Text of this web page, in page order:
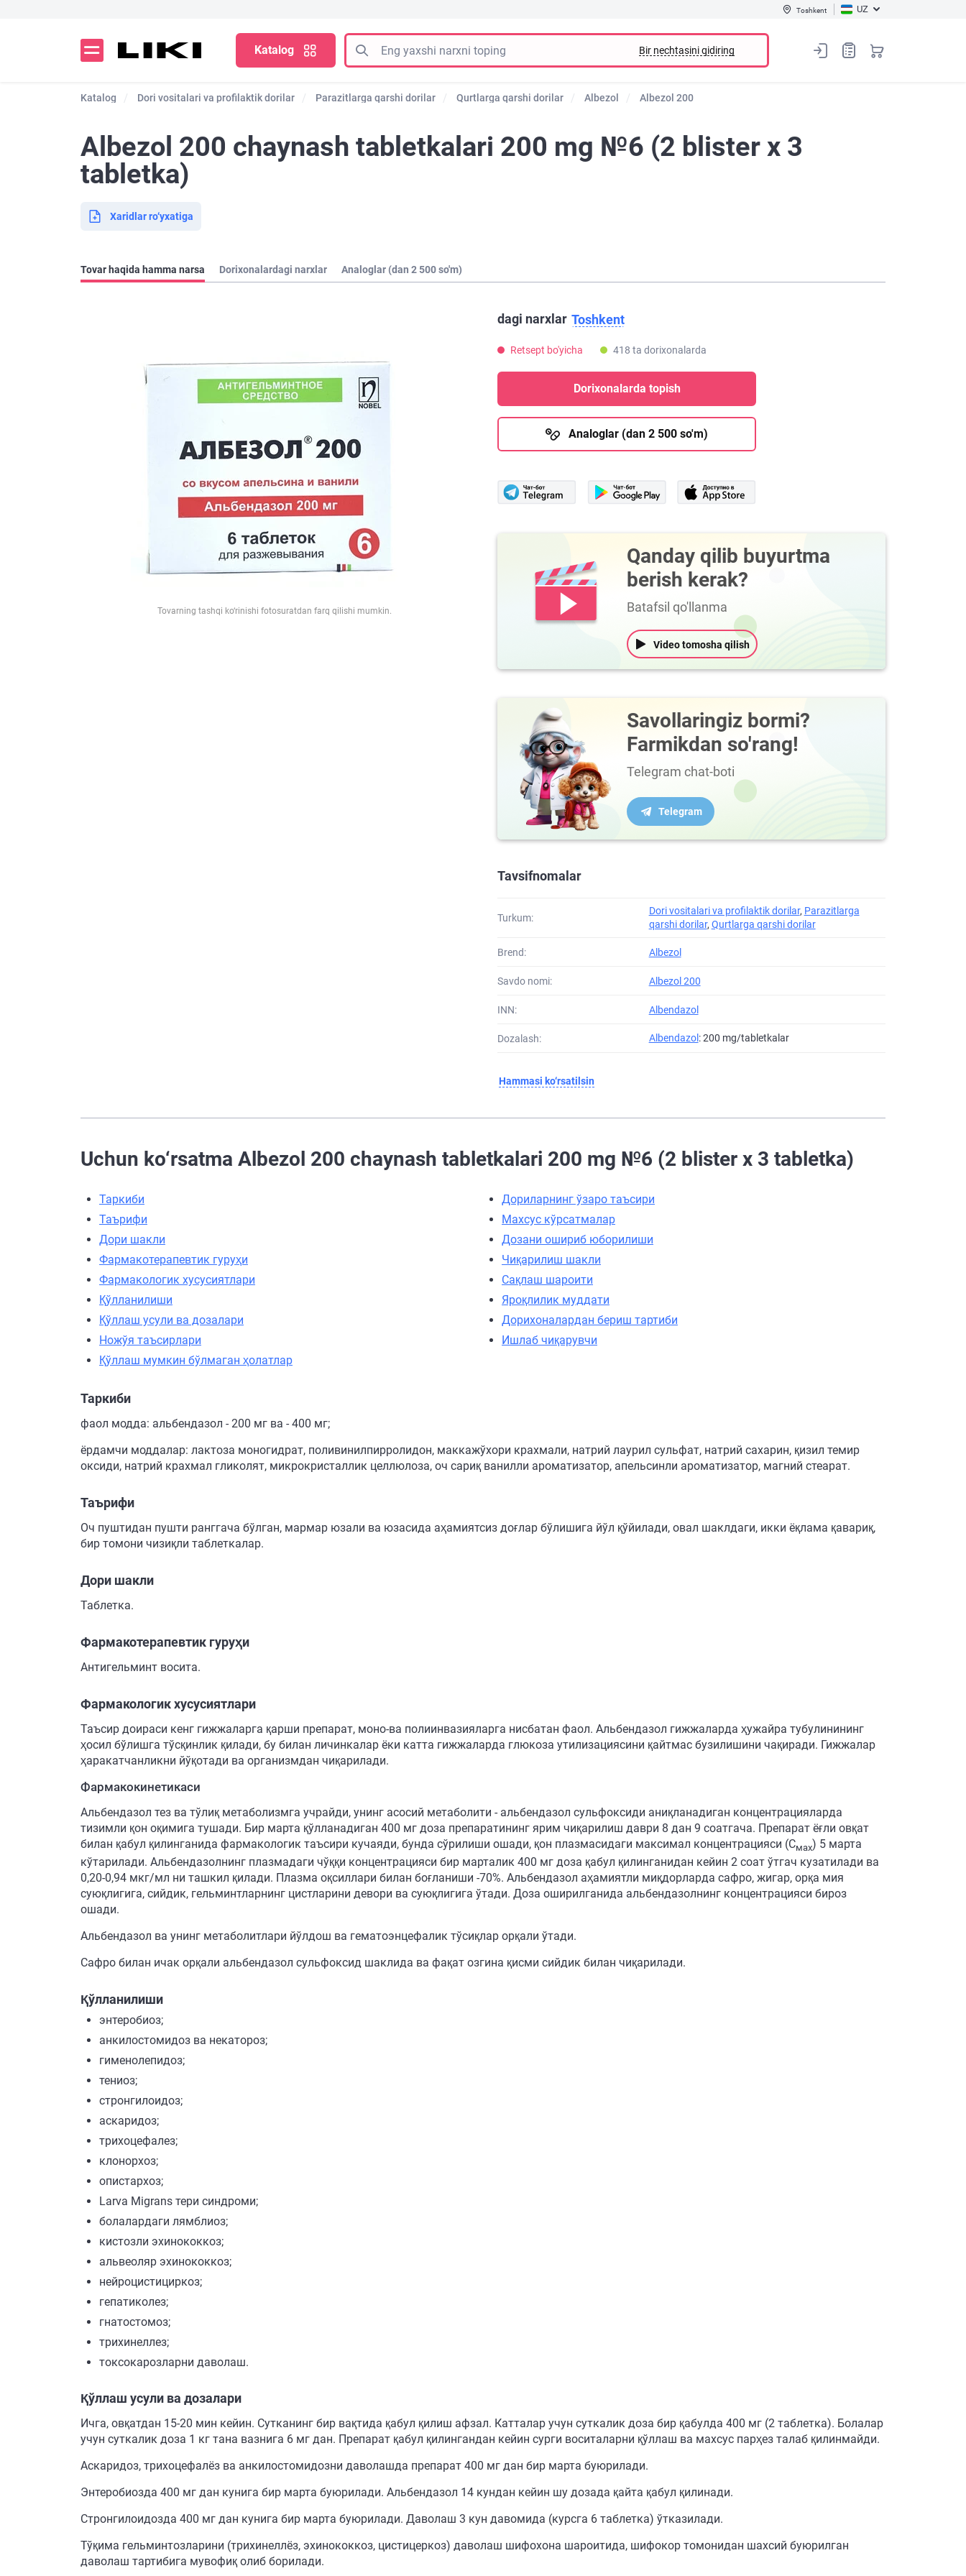
Toshkent UZ
Katalog Bir nechtasini qidiring
Katalog Dori vositalari va profilaktik dorilar Parazitlarga qarshi dorilar Qurtlarga qarshi dorilar Albezol Albezol 200
Albezol 200 chaynash tabletkalari 200 mg №6 (2 blister х 3
tabletka)
Xaridlar ro‘yxatiga
Tovar haqida hamma narsa Dorixonalardagi narxlar Analoglar (dan 2 500 so'm)
Tovarning tashqi ko‘rinishi fotosuratdan farq qilishi mumkin.
dagi narxlar Toshkent
Retsept bo'yicha 418 ta dorixonalarda
Dorixonalarda topish
Analoglar (dan 2 500 so'm)
Qanday qilib buyurtma
berish kerak?
Batafsil qo'llanma
Video tomosha qilish
Savollaringiz bormi?
Farmikdan so'rang!
Telegram chat-boti
Telegram
Tavsifnomalar
Turkum:
Dori vositalari va profilaktik dorilar, Parazitlarga
qarshi dorilar, Qurtlarga qarshi dorilar
Brend: Albezol
Savdo nomi: Albezol 200
INN: Albendazol
Dozalash: Albendazol : 200 mg/tabletkalar
Hammasi ko‘rsatilsin
Uchun ko‘rsatma Albezol 200 chaynash tabletkalari 200 mg №6 (2 blister х 3 tabletka)
Таркиби
Таърифи
Дори шакли
Фармакотерапевтик гуруҳи
Фармакологик хусусиятлари
Қўлланилиши
Қўллаш усули ва дозалари
Ножўя таъсирлари
Қўллаш мумкин бўлмаган ҳолатлар
Дориларнинг ўзаро таъсири
Махсус кўрсатмалар
Дозани ошириб юборилиши
Чиқарилиш шакли
Сақлаш шароити
Яроқлилик муддати
Дорихоналардан бериш тартиби
Ишлаб чиқарувчи
Таркиби
фаол модда: альбендазол - 200 мг ва - 400 мг;
ёрдамчи моддалар: лактоза моногидрат, поливинилпирролидон, маккажўхори крахмали, натрий лаурил сульфат, натрий сахарин, қизил темир
оксиди, натрий крахмал гликолят, микрокристаллик целлюлоза, оч сариқ ванилли ароматизатор, апельсинли ароматизатор, магний стеарат.
Таърифи
Оч пуштидан пушти ранггача бўлган, мармар юзали ва юзасида аҳамиятсиз доғлар бўлишига йўл қўйилади, овал шаклдаги, икки ёқлама қавариқ,
бир томони чизиқли таблеткалар.
Дори шакли
Таблетка.
Фармакотерапевтик гуруҳи
Антигельминт восита.
Фармакологик хусусиятлари
Таъсир доираси кенг гижжаларга қарши препарат, моно-ва полиинвазияларга нисбатан фаол. Альбендазол гижжаларда ҳужайра тубулинининг
ҳосил бўлишга тўсқинлик қилади, бу билан личинкалар ёки катта гижжаларда глюкоза утилизациясини қайтмас бузилишини чақиради. Гижжалар
ҳаракатчанликни йўқотади ва организмдан чиқарилади.
Фармакокинетикаси
Альбендазол тез ва тўлиқ метаболизмга учрайди, унинг асосий метаболити - альбендазол сульфоксиди аниқланадиган концентрацияларда
тизимли қон оқимига тушади. Бир марта қўлланадиган 400 мг доза препаратининг ярим чиқарилиш даври 8 дан 9 соатгача. Препарат ёғли овқат
билан қабул қилинганида фармакологик таъсири кучаяди, бунда сўрилиши ошади, қон плазмасидаги максимал концентрацияси (Смах) 5 марта
кўтарилади. Альбендазолнинг плазмадаги чўққи концентрацияси бир марталик 400 мг доза қабул қилинганидан кейин 2 соат ўтгач кузатилади ва
0,20-0,94 мкг/мл ни ташкил қилади. Плазма оқсиллари билан боғланиши -70%. Альбендазол аҳамиятли миқдорларда сафро, жигар, орқа мия
суюқлигига, сийдик, гельминтларнинг цистларини девори ва суюқлигига ўтади. Доза оширилганида альбендазолнинг концентрацияси бироз
ошади.
Альбендазол ва унинг метаболитлари йўлдош ва гематоэнцефалик тўсиқлар орқали ўтади.
Сафро билан ичак орқали альбендазол сульфоксид шаклида ва фақат озгина қисми сийдик билан чиқарилади.
Қўлланилиши
энтеробиоз;
анкилостомидоз ва некатороз;
гименолепидоз;
тениоз;
стронгилоидоз;
аскаридоз;
трихоцефалез;
клонорхоз;
опистархоз;
Larva Migrans тери синдроми;
болалардаги лямблиоз;
кистозли эхинококкоз;
альвеоляр эхинококкоз;
нейроцистициркоз;
гепатиколез;
гнатостомоз;
трихинеллез;
токсокарозларни даволаш.
Қўллаш усули ва дозалари
Ичга, овқатдан 15-20 мин кейин. Сутканинг бир вақтида қабул қилиш афзал. Катталар учун суткалик доза бир қабулда 400 мг (2 таблетка). Болалар
учун суткалик доза 1 кг тана вазнига 6 мг дан. Препарат қабул қилингандан кейин сурги воситаларни қўллаш ва махсус парҳез талаб қилинмайди.
Аскаридоз, трихоцефалёз ва анкилостомидозни даволашда препарат 400 мг дан бир марта буюрилади.
Энтеробиозда 400 мг дан кунига бир марта буюрилади. Альбендазол 14 кундан кейин шу дозада қайта қабул қилинади.
Стронгилоидозда 400 мг дан кунига бир марта буюрилади. Даволаш 3 кун давомида (курсга 6 таблетка) ўтказилади.
Тўқима гельминтозларини (трихинеллёз, эхинококкоз, цистицеркоз) даволаш шифохона шароитида, шифокор томонидан шахсий буюрилган
даволаш тартибига мувофиқ олиб борилади.